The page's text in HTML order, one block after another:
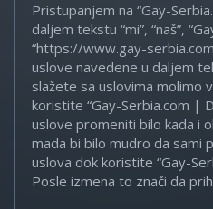
Pristupanjem na “Gay-
daljem tekstu “mi”, “naš”,
“https://www.gay-
uslove navedene u daljem
slažete sa uslovima molimo
koristite “Gay-Serbia.com |
uslove promeniti bilo kada i
mada bi bilo mudro da
uslova dok koristite “Gay-
Posle izmena to znači da